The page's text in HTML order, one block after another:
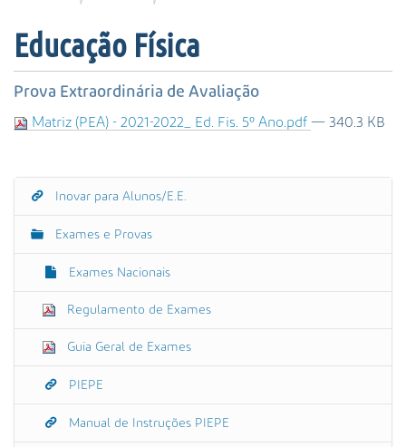
u
s
A
Educação Física
Prova Extraordinária de Avaliação
Matriz (PEA) - 2021-2022_ Ed. Fis. 5º Ano.pdf — 340.3 KB
N
Inovar para Alunos/E.E.
Exames e Provas
Exames Nacionais
Regulamento de Exames
Guia Geral de Exames
PIEPE
Manual de Instruções PIEPE